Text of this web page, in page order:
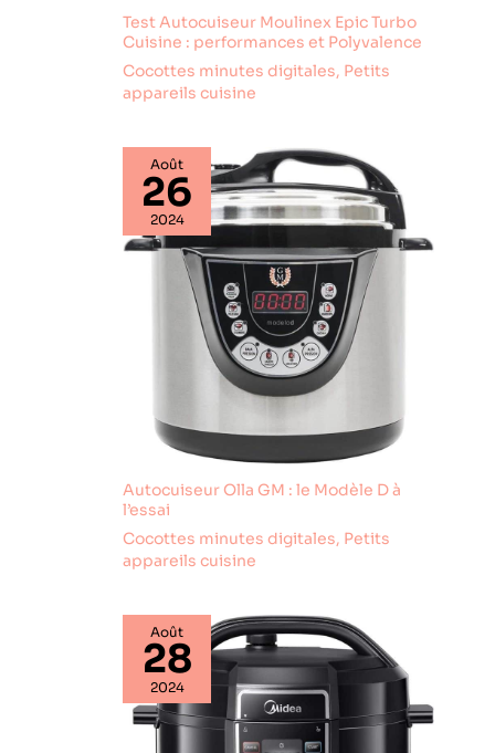
Test Autocuiseur Moulinex Epic Turbo
Cuisine : performances et Polyvalence
Cocottes minutes digitales, Petits
appareils cuisine
Août
26
2024
Autocuiseur Olla GM : le Modèle D à
l’essai
Cocottes minutes digitales, Petits
appareils cuisine
Août
28
2024